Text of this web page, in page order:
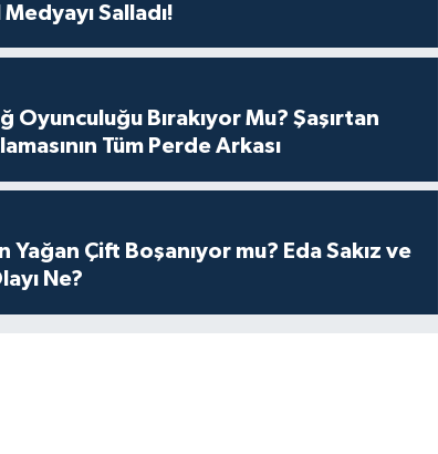
Salladı!
Oyunculuğu Bırakıyor Mu? Şaşırtan
Tüm Perde Arkası
Yağan Çift Boşanıyor mu? Eda Sakız ve
Ne?